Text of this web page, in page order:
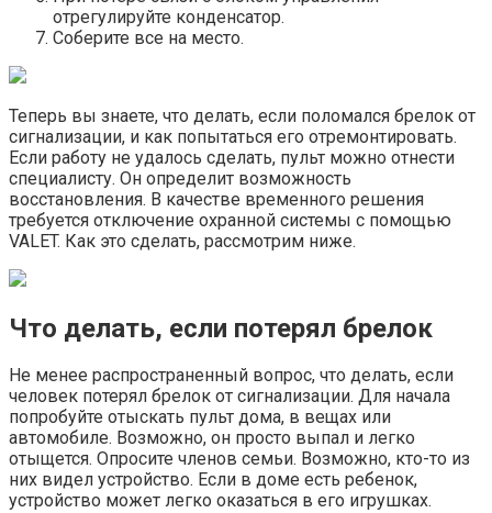
отрегулируйте конденсатор.
Соберите все на место.
Теперь вы знаете, что делать, если поломался брелок от
сигнализации, и как попытаться его отремонтировать.
Если работу не удалось сделать, пульт можно отнести
специалисту. Он определит возможность
восстановления. В качестве временного решения
требуется отключение охранной системы с помощью
VALET. Как это сделать, рассмотрим ниже.
Что делать, если потерял брелок
Не менее распространенный вопрос, что делать, если
человек потерял брелок от сигнализации. Для начала
попробуйте отыскать пульт дома, в вещах или
автомобиле. Возможно, он просто выпал и легко
отыщется. Опросите членов семьи. Возможно, кто-то из
них видел устройство. Если в доме есть ребенок,
устройство может легко оказаться в его игрушках.